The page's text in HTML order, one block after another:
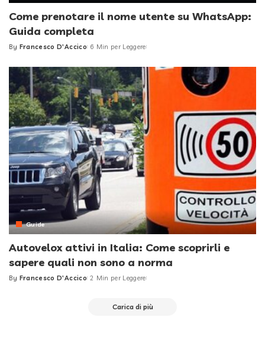
Come prenotare il nome utente su WhatsApp:
Guida completa
Posted
By Francesco D'Accico 6 Min per Leggere
Guide
Autovelox attivi in Italia: Come scoprirli e
sapere quali non sono a norma
Posted
By Francesco D'Accico 2 Min per Leggere
Carica di più